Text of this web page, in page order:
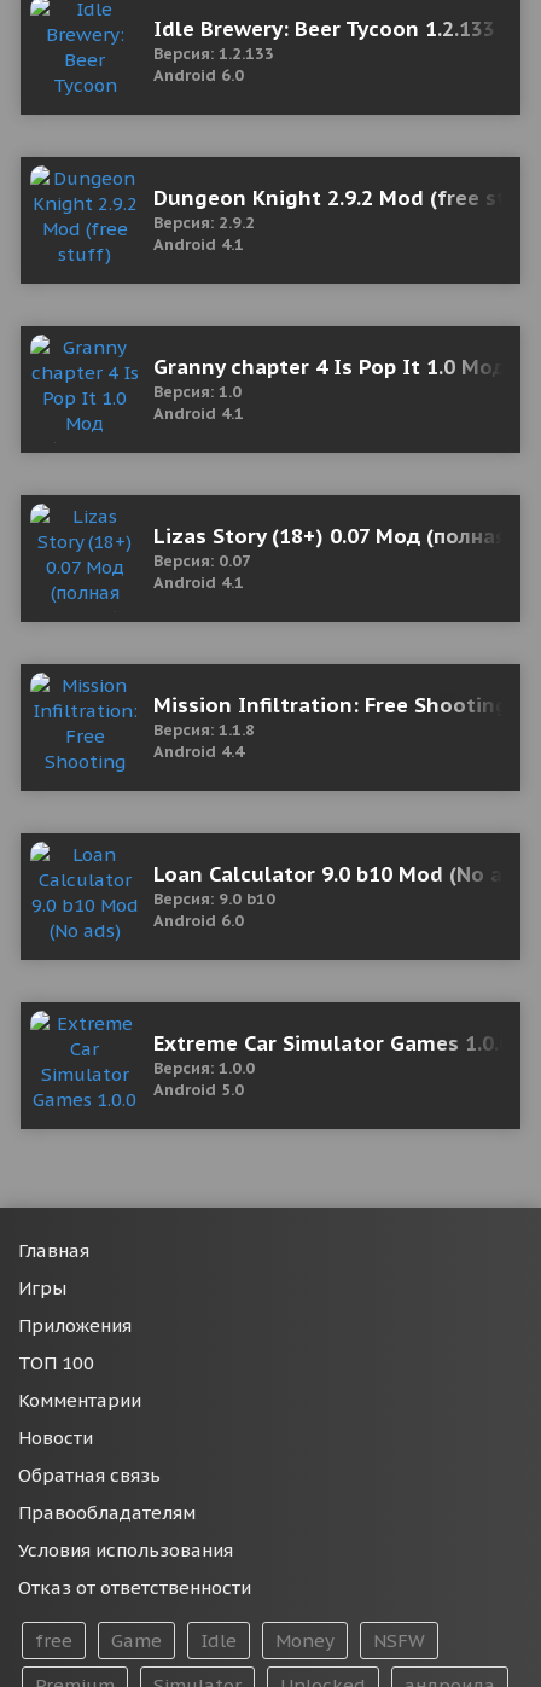
Idle Brewery: Beer Tycoon 1.2.133
Версия: 1.2.133
Android 6.0
Dungeon Knight 2.9.2 Mod (free
Версия: 2.9.2
Android 4.1
Granny chapter 4 Is Pop It 1.0 Мод
Версия: 1.0
Android 4.1
Lizas Story (18+) 0.07 Мод (полная
Версия: 0.07
Android 4.1
Mission Infiltration: Free Shooting
Версия: 1.1.8
Android 4.4
Loan Calculator 9.0 b10 Mod (No ads)
Версия: 9.0 b10
Android 6.0
Extreme Car Simulator Games 1.0.0
Версия: 1.0.0
Android 5.0
Главная
Игры
Приложения
ТОП 100
Комментарии
Новости
Обратная связь
Правообладателям
Условия использования
Отказ от ответственности
free Game Idle Money
NSFW